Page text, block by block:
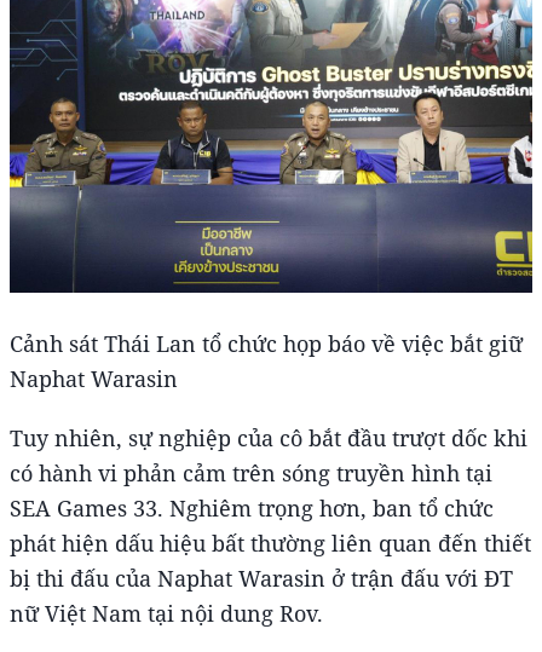
Cảnh sát Thái Lan tổ chức họp báo về việc bắt giữ
Naphat Warasin
Tuy nhiên, sự nghiệp của cô bắt đầu trượt dốc khi
có hành vi phản cảm trên sóng truyền hình tại
SEA Games 33. Nghiêm trọng hơn, ban tổ chức
phát hiện dấu hiệu bất thường liên quan đến thiết
bị thi đấu của Naphat Warasin ở trận đấu với ĐT
nữ Việt Nam tại nội dung Rov.